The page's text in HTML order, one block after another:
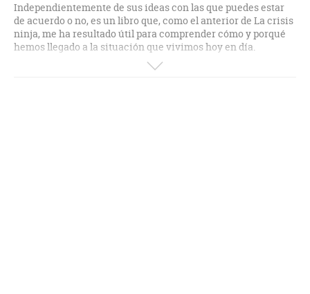
Independientemente de sus ideas con las que puedes estar
de acuerdo o no, es un libro que, como el anterior de La crisis
ninja, me ha resultado útil para comprender cómo y porqué
hemos llegado a la situación que vivimos hoy en día.
Sirviéndose de ejemplos muy claros y sin tecnicismos,